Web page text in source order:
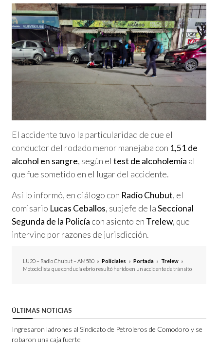
El accidente tuvo la particularidad de que el
conductor del rodado menor manejaba con 1,51 de
alcohol en sangre, según el test de alcoholemia al
que fue sometido en el lugar del accidente.
Así lo informó, en diálogo con Radio Chubut, el
comisario Lucas Ceballos, subjefe de laSeccional
Segunda de la Policía con asiento en Trelew, que
intervino por razones de jurisdicción.
LU20 – Radio Chubut – AM580 » Policiales » Portada » Trelew »
Motociclista que conducía ebrio resultó herido en un accidente de tránsito
ÚLTIMAS NOTICIAS
Ingresaron ladrones al Sindicato de Petroleros de Comodoro y se
robaron una caja fuerte